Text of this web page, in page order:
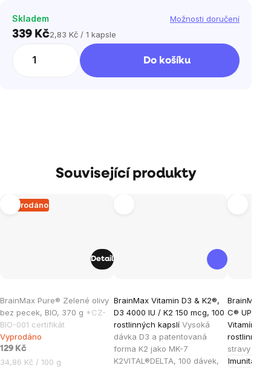
Skladem Možnosti doručení
339 KčMěrná
2,83 Kč / 1 kapsle
Do košíku
Související produkty
Vyprodáno
BrainMax Pure® Zelené olivy
bez pecek, BIO, 370 g *CZ-
BIO-001 certifikát
Vyprodáno
129 Kč
Měrná
34,86 Kč / 100 g
Detail
BrainMax Vitamin D3 & K2®,
D3 4000 IU / K2 150 mcg, 100
rostlinných kapslí Vysoká
dávka D3 a patentovaná
forma K2 jako MK-7
K2VITAL®DELTA, 100 dávek,
hodnocení
produktu
je
5,0
z
BrainMax
C®
Vitamín C,
stravy
Imunita
produktu
je
5,0
z